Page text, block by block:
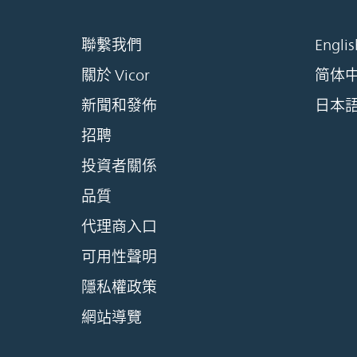
聯繫我們
關於 Vicor
新聞和發佈
招聘
投資者關係
品質
代理商入口
可用性聲明
隱私權政策
網站導覽
简体
日本